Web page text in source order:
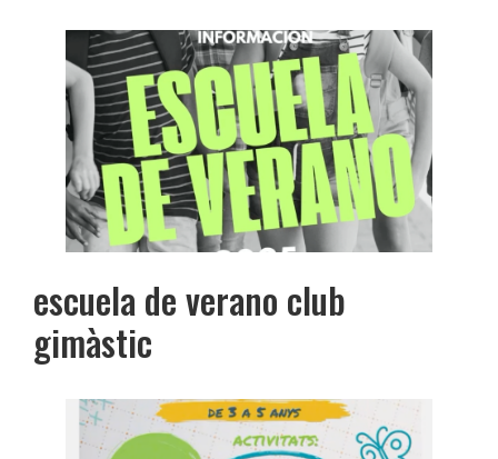
escuela de verano club
gimàstic